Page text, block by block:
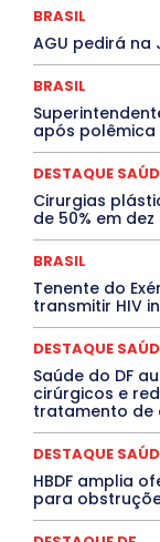
Covid-19
DESTAQUE
ELEIÇÕES
EVENTOS
MEIO
MÚSICA
Paraíba
Santa
TÁ
BRASIL
AGU pedirá
BRASIL
após polêmica
DESTAQUE
Cirurgias
de 50% em
BRASIL
Tenente do
transmitir HIV
DESTAQUE
Saúde do DF
cirúrgicos e
tratamento de
DESTAQUE
HBDF amplia
para